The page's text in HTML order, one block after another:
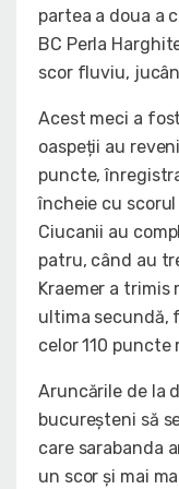
partea a doua a
BC Perla
scor fluviu,
Acest meci a
oaspeții au
puncte,
încheie cu
Ciucanii au
patru, când au
Kraemer a trimis
ultima secundă,
celor 110 puncte
Aruncările de la
bucureșteni să
care sarabanda
un scor și mai